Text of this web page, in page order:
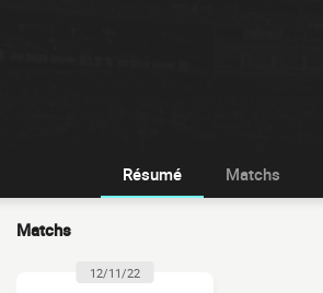
Résumé Matchs
Matchs
12/11/22